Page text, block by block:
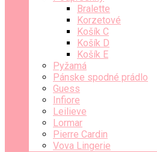
Bralette
Korzetové
Košík C
Košík D
Košík E
Pyžamá
Pánske spodné prádlo
Guess
Infiore
Leilieve
Lormar
Pierre Cardin
Vova Lingerie